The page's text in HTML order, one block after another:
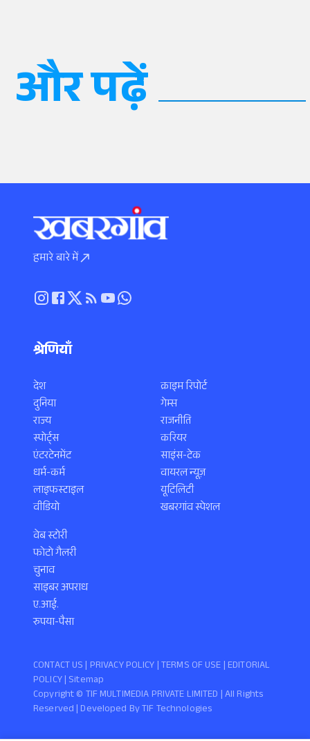
और पढ़ें
हमारे बारे में
श्रेणियाँ
देश
दुनिया
राज्य
स्पोर्ट्स
एंटरटेनमेंट
धर्म-कर्म
लाइफस्टाइल
वीडियो
क्राइम रिपोर्ट
गेम्स
राजनीति
करियर
साइंस-टेक
वायरल न्यूज़
यूटिलिटी
खबरगांव स्पेशल
वेब स्टोरी
फोटो गैलरी
चुनाव
साइबर अपराध
ए.आई.
रुपया-पैसा
Copyright ©️ TIF MULTIMEDIA PRIVATE LIMITED | All Rights
Reserved | Developed ByTIF Technologies
CONTACT US | PRIVACY POLICY |TERMS OF USE | EDITORIAL
POLICY| Sitemap